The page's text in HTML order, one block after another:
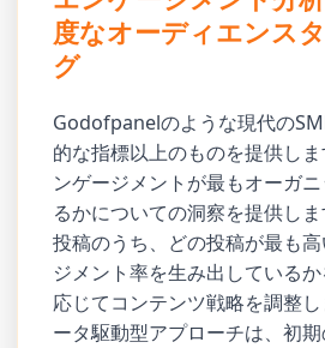
度なオーディエンス
グ
Godofpanelのような現代の
的な指標以上のものを提供し
ンゲージメントが最もオーガ
るかについての洞察を提供し
投稿のうち、どの投稿が最も
ジメント率を生み出している
応じてコンテンツ戦略を調整
ータ駆動型アプローチは、初